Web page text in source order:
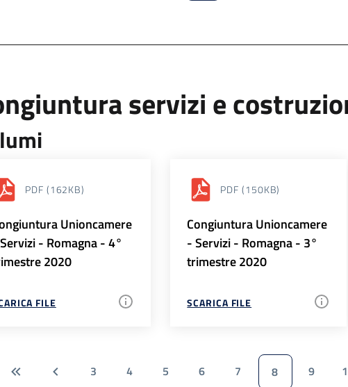
servizi e
PDF (162KB)
Unioncamere
- Romagna - 4°
2020
FILE
PDF (150KB)
Congiuntura Unioncamere
- Servizi - Romagna - 3°
trimestre 2020
SCARICA FILE
3 4 5 6 7 8 9